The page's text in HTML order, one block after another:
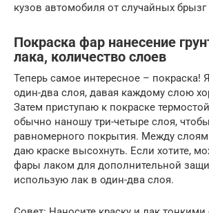
кузов автомобиля от случайных брызг
Покраска фар нанесение
лака, количество слоев
Теперь самое интересное – покраска!
один-два слоя, давая каждому слою
Затем приступаю к покраске
обычно наношу три-четыре слоя,
равномерного покрытия. Между
даю краске высохнуть. Если хотите,
фары лаком для дополнительной
использую лак в один-два слоя.